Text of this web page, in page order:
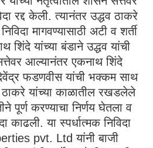
रद्द केली. त्यानंतर उद्धव ठाकरे
मागवण्यासाठी अटी व शर्ती
शिंदे यांच्या बंडाने उद्धव यांची
आल्यानंतर एकनाथ शिंदे
फडणवीस यांची भक्कम साथ
यांच्या काळातील रखडलेले
पूर्ण करण्याचा निर्णय घेतला व
काढली. या स्पर्धात्मक निविदा
pvt. Ltd यांनी बाजी